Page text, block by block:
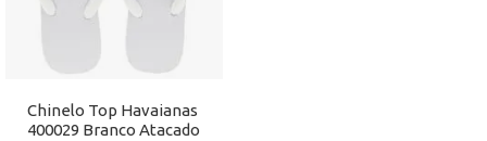
Chinelo Top Havaianas
400029 Branco Atacado